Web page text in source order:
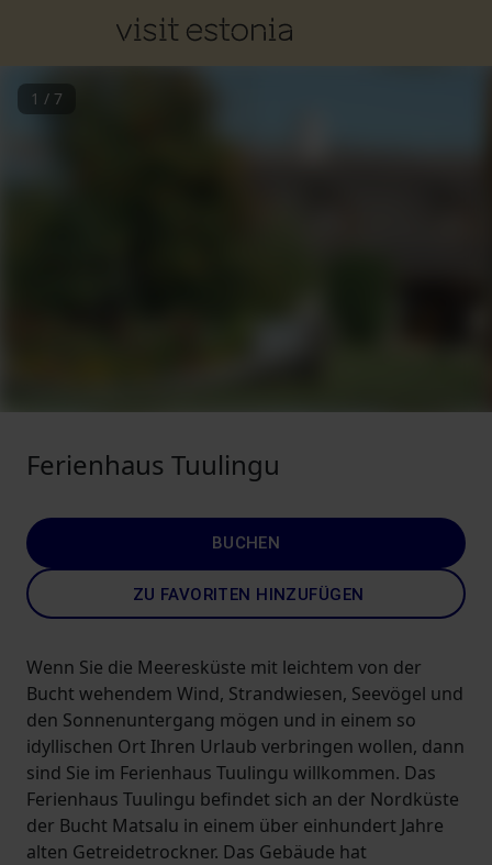
1 / 7
Ferienhaus Tuulingu
BUCHEN
ZU FAVORITEN HINZUFÜGEN
Wenn Sie die Meeresküste mit leichtem von der
Bucht wehendem Wind, Strandwiesen, Seevögel und
den Sonnenuntergang mögen und in einem so
idyllischen Ort Ihren Urlaub verbringen wollen, dann
sind Sie im Ferienhaus Tuulingu willkommen. Das
Ferienhaus Tuulingu befindet sich an der Nordküste
der Bucht Matsalu in einem über einhundert Jahre
alten Getreidetrockner. Das Gebäude hat